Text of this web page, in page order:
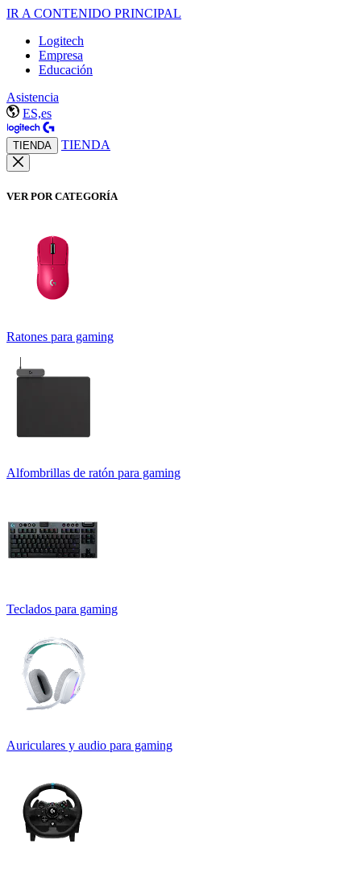
IR A CONTENIDO PRINCIPAL
Logitech
Empresa
Educación
Asistencia
ES,es
TIENDA TIENDA
VER POR CATEGORÍA
Ratones para gaming
Alfombrillas de ratón para gaming
Teclados para gaming
Auriculares y audio para gaming